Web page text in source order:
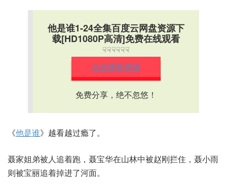
他是谁1-24全集百度云网盘资源下
载[HD1080P高清]免费在线观看
☟☟☟☟☟☟
点击获取资源
免费分享，绝不忽悠！
《他是谁》越看越过瘾了。
聂家姐弟被人追着跑，聂宝华在山林中被赵刚拦住，聂小雨
则被宝丽追着掉进了河面。